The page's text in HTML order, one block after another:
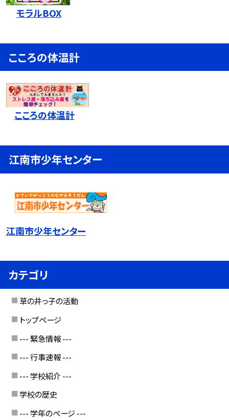
モラルBOX
こころの体温計
こころの体温計
江南市少年センター
江南市少年センター
カテゴリ
草の井っ子の活動
トップページ
--- 緊急情報 ---
--- 行事速報 ---
--- 学校紹介 ---
学校の歴史
--- 学年のページ ---